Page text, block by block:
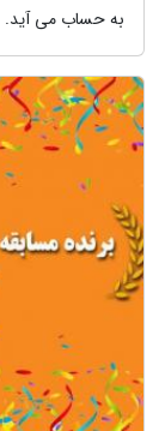
به حساب می آید.